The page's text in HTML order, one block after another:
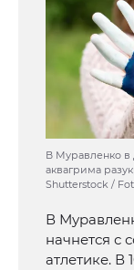
В Муравленко
аквагрима
Shutterstock /
В
начнется с
атлетике.